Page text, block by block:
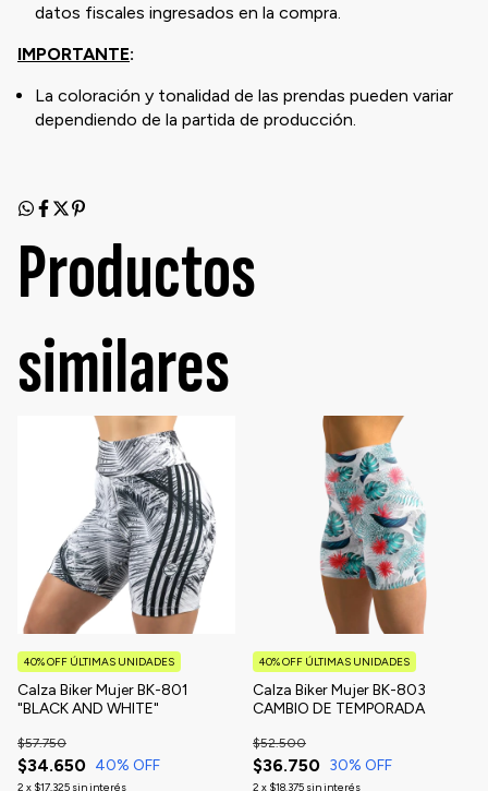
datos fiscales ingresados en la compra.
IMPORTANTE:
La coloración y tonalidad de las prendas pueden variar
dependiendo de la partida de producción.
Productos
similares
Calza Biker Mujer BK-801
"BLACK AND WHITE"
$34.650
$57.750
40% OFF
2 x $17.325 sin interés
40% OFF ÚLTIMAS UNIDADES
Calza Biker Mujer BK-803
CAMBIO DE TEMPORADA
$36.750
$52.500
30% OFF
2 x $18.375 sin interés
40% OFF ÚLTIMAS UNIDADES